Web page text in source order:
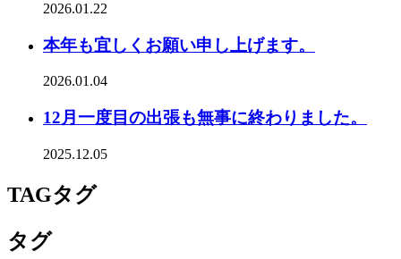
2026.01.22
本年も宜しくお願い申し上げます。
2026.01.04
12月一度目の出張も無事に終わりました。
2025.12.05
TAGタグ
タグ